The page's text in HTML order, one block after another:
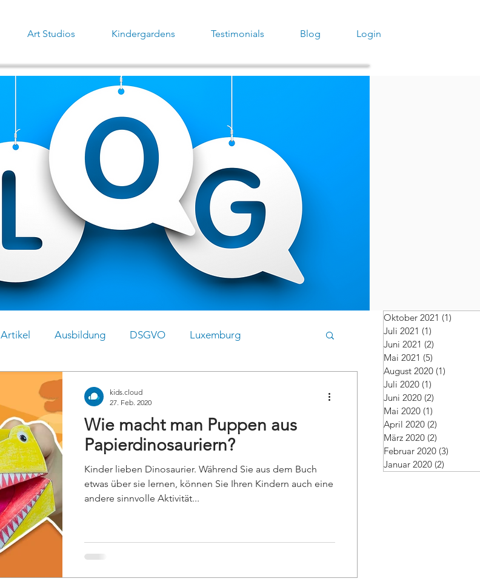
Art Studios Kindergardens Testimonials Blog Login
Artikel Ausbildung DSGVO Luxemburg
Wie macht man Puppen aus
Papierdinosauriern?
Kinder lieben Dinosaurier. Während Sie aus dem Buch
etwas über sie lernen, können Sie Ihren Kindern auch eine
andere sinnvolle Aktivität...
kids.cloud
27. Feb. 2020
Oktober 2021 (1)
Juli 2021 (1)
Juni 2021 (2)
Mai 2021 (5)
August 2020 (1)
Juli 2020 (1)
Juni 2020 (2)
Mai 2020 (1)
April 2020 (2)
März 2020 (2)
Februar 2020 (3)
Januar 2020 (2)